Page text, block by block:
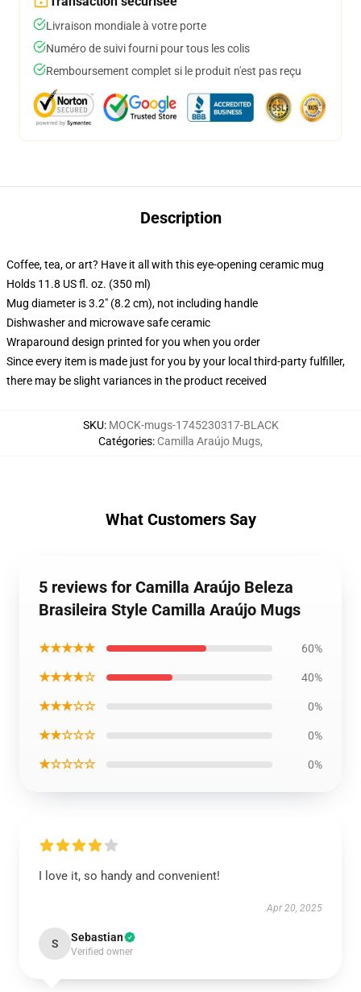
Livraison mondiale à votre porte
Numéro de suivi fourni pour tous les colis
Remboursement complet si le produit n'est pas reçu
Description
Coffee, tea, or art? Have it all with this eye-opening ceramic mug
Holds 11.8 US fl. oz. (350 ml)
Mug diameter is 3.2" (8.2 cm), not including handle
Dishwasher and microwave safe ceramic
Wraparound design printed for you when you order
Since every item is made just for you by your local third-party fulfiller,
there may be slight variances in the product received
SKU: MOCK-mugs-1745230317-BLACK
Catégories: Camilla Araújo Mugs,
What Customers Say
5 reviews for Camilla Araújo Beleza
Brasileira Style Camilla Araújo Mugs
★★★★★ 60%
★★★★☆ 40%
★★★☆☆ 0%
★★☆☆☆ 0%
★☆☆☆☆ 0%
I love it, so handy and convenient!
Apr 20, 2025
S Sebastian
Verified owner